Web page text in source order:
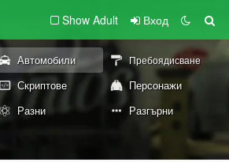
Show Adult Вход
Автомобили Пребоядисване
Скриптове
Персонажи
Разни Разгърни